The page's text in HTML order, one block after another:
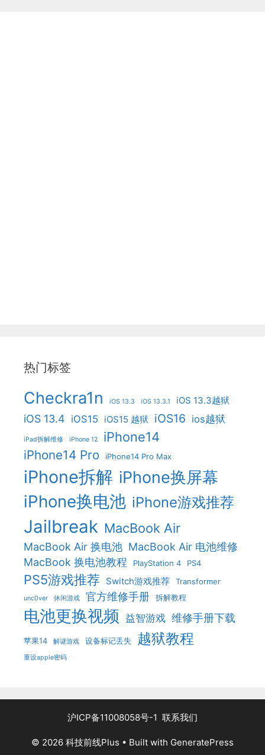
热门标签
Checkra1n iOS 13.3 iOS 13.3.1 iOS 13.3越狱
iOS 13.4 iOS15 iOS15 越狱 iOS16 ios越狱
iPad拆解维修 iPhone 12 iPhone14
iPhone14 Pro iPhone14 Pro Max
iPhone拆解 iPhone换屏幕
iPhone换电池 iPhone游戏推荐
Jailbreak MacBook Air
MacBook Air 换电池 MacBook Air 电池维修
MacBook 换电池教程
PlayStation 4 PS4
PS5游戏推荐 Switch游戏推荐 Transformer
unc0ver 休闲游戏 官方维修手册 拆解教程
电池更换视频 益智游戏 维修手册下载
苹果14 解谜游戏 设备标记丢失 越狱教程
重设apple密码
沪ICP备11008058号-1 联系我们
© 2026 科技前线Plus • Built with GeneratePress